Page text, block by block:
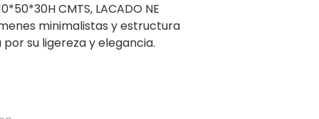
CMTS, LACADO NE
minimalistas y estructura
su ligereza y elegancia.